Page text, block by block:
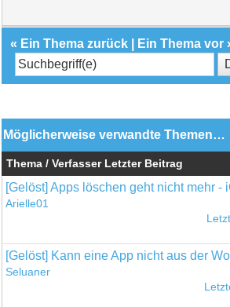
« Ein Thema zurück Ein Thema vor
Möglicherweise verwandte Themen…
Thema / Verfasser Letzter Beitrag
[Gelöst] Apps löschen geht nicht mehr -
Arielle01
[Gelöst] Kann eine App nicht aus der
Seluaner